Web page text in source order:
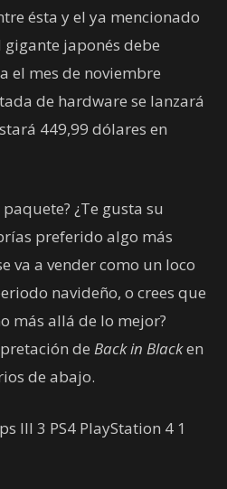
ésta y el ya mencionado
japonés debe
el mes de noviembre
de hardware se lanzará
449,99 dólares en
¿Te gusta su
preferido algo más
va a vender como un loco
navideño, o crees que
más allá de lo mejor?
de Back in Blacken
de abajo.